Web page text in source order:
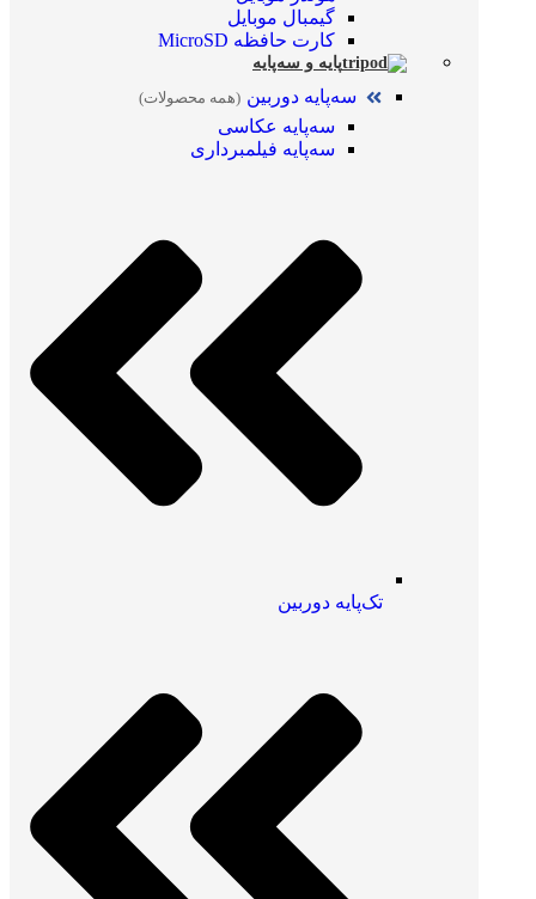
گیمبال موبایل
کارت حافظه MicroSD
پایه و سه‌پایه
سه‌پایه دوربین (همه محصولات)
سه‌پایه عکاسی
سه‌پایه فیلمبرداری
تک‌پایه دوربین